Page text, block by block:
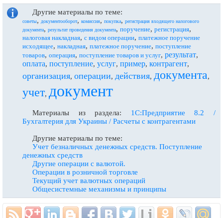
Другие материалы по теме:
советы, документооборот, комиссия, покупка, регистрация входящего налогового
документа, результат проведения документа, поручение, регистрация,
налоговая накладная, с видом операции, платежное поручение
исходящее, накладная, платежное поручение, поступление
товаров, операция, поступление товаров и услуг, результат,
оплата, поступление, услуг, пример, контрагент,
организация, операции, действия, документа,
учет, документ
Материалы из раздела: 1С:Предприятие 8.2 /
Бухгалтерия для Украины / Расчеты с контрагентами
Другие материалы по теме:
Учет безналичных денежных средств. Поступление
денежных средств
Другие операции с валютой.
Операции в розничной торговле
Текущий учет валютных операций
Общесистемные механизмы и принципы